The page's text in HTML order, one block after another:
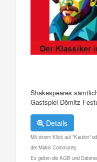
Shakespeares
Gastspiel Dömitz
Details
Mit einem Klick auf "Kaufen"
der Makis Community.
Es gelten die AGB und